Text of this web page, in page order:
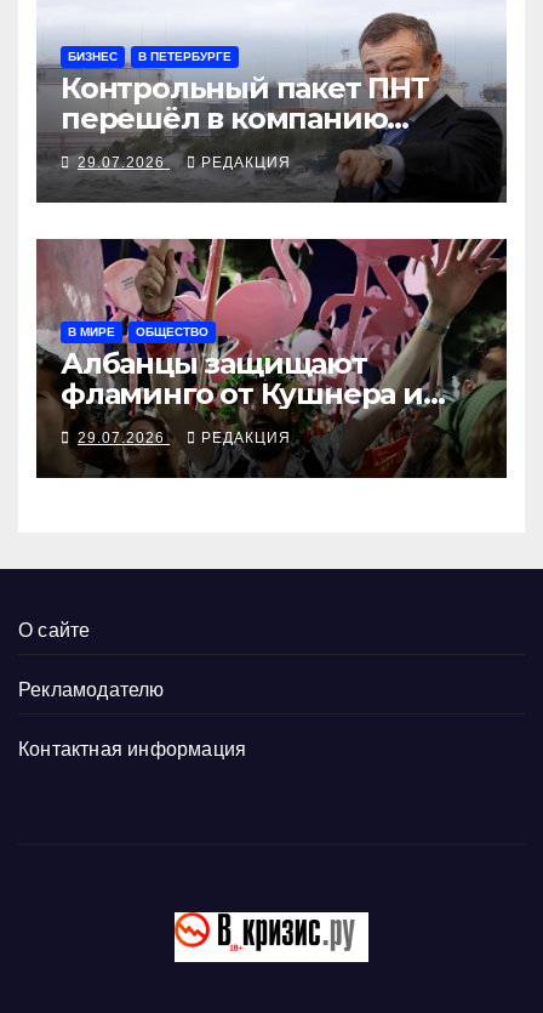
БИЗНЕС В ПЕТЕРБУРГЕ
Контрольный пакет ПНТ
перешёл в компанию
Ротенбергов
29.07.2026 РЕДАКЦИЯ
В МИРЕ ОБЩЕСТВО
Албанцы защищают
фламинго от Кушнера и
Рамы
29.07.2026 РЕДАКЦИЯ
О сайте
Рекламодателю
Контактная информация